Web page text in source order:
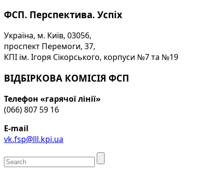
ФСП. Перспектива. Успіх
Україна, м. Київ, 03056,
проспект Перемоги, 37,
КПІ ім. Ігоря Сікорського, корпуси №7 та №19
ВІДБІРКОВА КОМІСІЯ ФСП
Телефон «гарячої лінії»
(066) 807 59 16
E-mail
vk.fsp@lll.kpi.ua